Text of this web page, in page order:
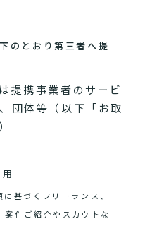
のとおり第三者へ提
提携事業者のサービ
団体等（以下「お取
基づくフリーランス、
件ご紹介やスカウトな